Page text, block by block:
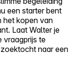
een starter bent
het kopen van
Laat Walter je
vraagprijs te
naar een